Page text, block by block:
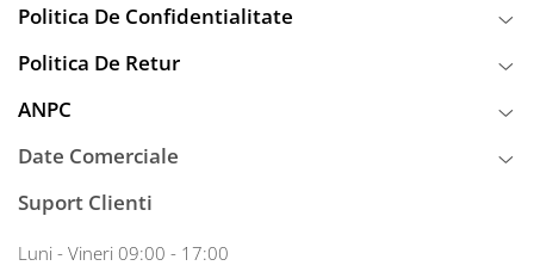
Politica De Confidentialitate
Politica De Retur
ANPC
Date Comerciale
Suport Clienti
Luni - Vineri 09:00 - 17:00